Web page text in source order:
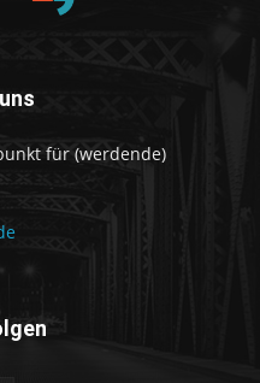
für (werdende)